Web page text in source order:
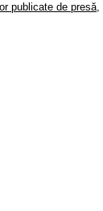
publicate de presă,